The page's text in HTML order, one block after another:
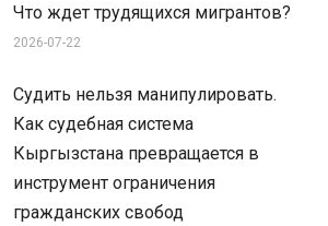
Что ждет трудящихся мигрантов?
2026-07-22
Судить нельзя манипулировать.
Как судебная система
Кыргызстана превращается в
инструмент ограничения
гражданских свобод